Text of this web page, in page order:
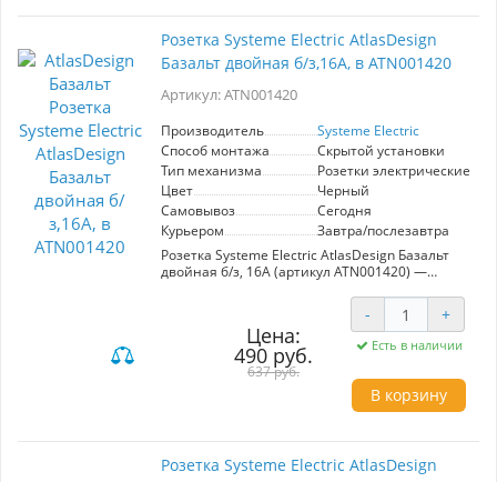
долговечность и привлекательный внешний
вид. В комплект входит рамка того же цвета,
что позволяет легко установить выключатель,
создавая гармоничный интерьер. Усиленные
фиксацию механизма в установочной коробке,
общую надежность. Выбор выключателя
AtlasDesign – это гарантия качества и эстетики
вашего пространства.
Розетка Systeme Electric AtlasDesign
Базальт двойная б/з,16А, в ATN001420
Артикул: ATN001420
Производитель
Systeme Electric
Способ монтажа
Скрытой установки
Тип механизма
Розетки электрические
Цвет
Черный
Самовывоз
Сегодня
Курьером
Завтра/послезавтра
Розетка Systeme Electric AtlasDesign Базальт
двойная б/з, 16А (артикул ATN001420) —
подключения электрических приборов.
Стильный базальтовый цвет гармонично
впишется в любой интерьер, а
высококачественные материалы
обеспечивают долговечность и безопасность
эксплуатации. Двойная конфигурация
позволяет экономить место и удобно
одновременно.
Цена:
490 руб.
637 руб.
- +
Есть в наличии
В корзину
Розетка Systeme Electric AtlasDesign